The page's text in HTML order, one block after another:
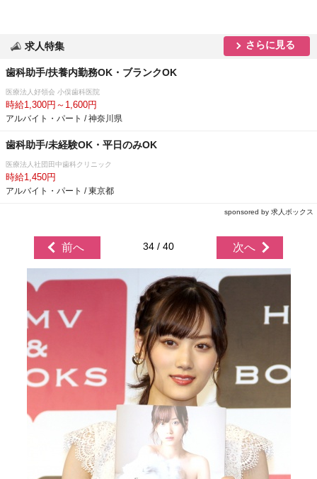
求人特集 さらに見る
歯科助手/扶養内勤務OK・ブランクOK
医療法人好領会 小俣歯科医院
時給1,300円～1,600円
アルバイト・パート / 神奈川県
歯科助手/未経験OK・平日のみOK
医療法人社団田中歯科クリニック
時給1,450円
アルバイト・パート / 東京都
sponsored by 求人ボックス
前へ 34 / 40 次へ